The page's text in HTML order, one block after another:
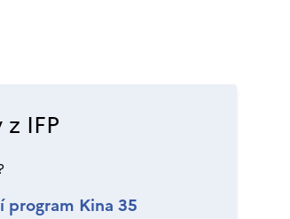
IFP
program Kina 35